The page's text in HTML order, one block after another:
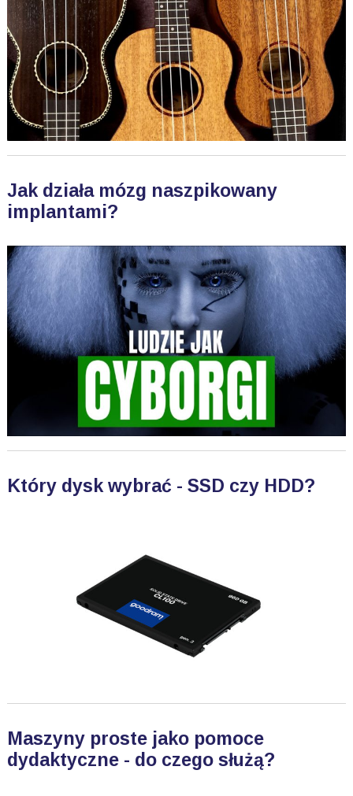
Jak działa mózg naszpikowany
implantami?
Który dysk wybrać - SSD czy HDD?
Maszyny proste jako pomoce
dydaktyczne - do czego służą?